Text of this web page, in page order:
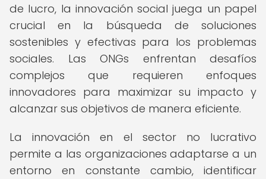
de lucro, la innovación social juega un papel
crucial en la búsqueda de soluciones
sostenibles y efectivas para los problemas
sociales. Las ONGs enfrentan desafíos
complejos que requieren enfoques
innovadores para maximizar su impacto y
alcanzar sus objetivos de manera eficiente.
La innovación en el sector no lucrativo
permite a las organizaciones adaptarse a un
entorno en constante cambio, identificar